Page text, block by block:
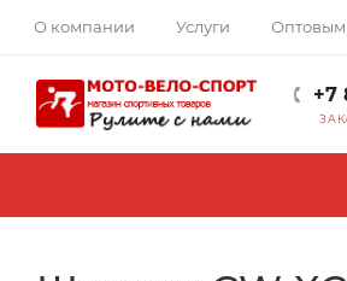
О компании Услуги Оптовым
+7